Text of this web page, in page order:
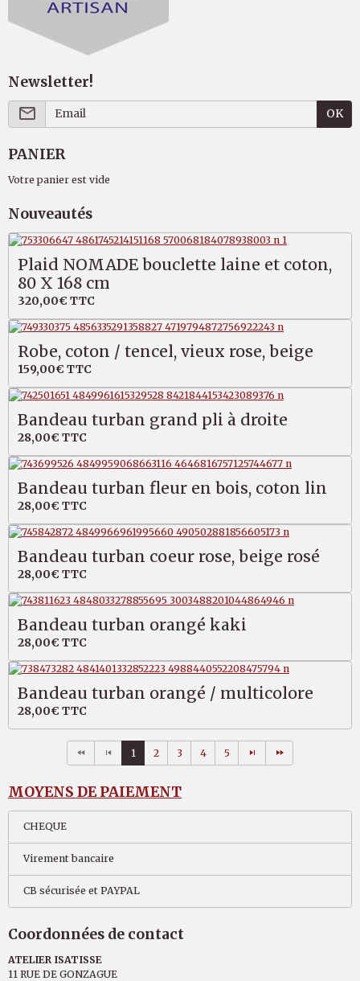
Newsletter!
OK
PANIER
Votre panier est vide
Nouveautés
Plaid NOMADE bouclette laine et coton,
80 X 168 cm
320,00€ TTC
Robe, coton / tencel, vieux rose, beige
159,00€ TTC
Bandeau turban grand pli à droite
28,00€ TTC
Bandeau turban fleur en bois, coton lin
28,00€ TTC
Bandeau turban coeur rose, beige rosé
28,00€ TTC
Bandeau turban orangé kaki
28,00€ TTC
Bandeau turban orangé / multicolore
28,00€ TTC
1 2 3 4 5
MOYENS DE PAIEMENT
CHEQUE
Virement bancaire
CB sécurisée et PAYPAL
Coordonnées de contact
ATELIER ISATISSE
11 RUE DE GONZAGUE